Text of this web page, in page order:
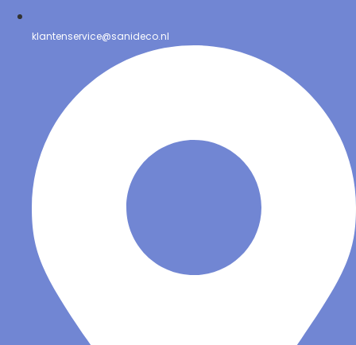
klantenservice@sanideco.nl